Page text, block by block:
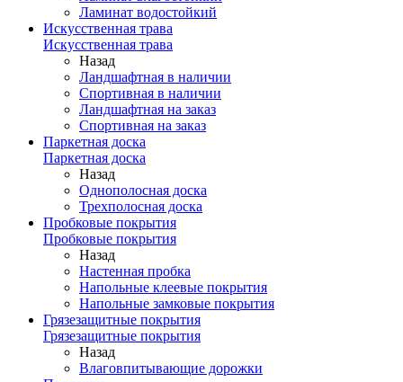
Ламинат водостойкий
Искусственная трава
Искусственная трава
Назад
Ландшафтная в наличии
Спортивная в наличии
Ландшафтная на заказ
Спортивная на заказ
Паркетная доска
Паркетная доска
Назад
Однополосная доска
Трехполосная доска
Пробковые покрытия
Пробковые покрытия
Назад
Настенная пробка
Напольные клеевые покрытия
Напольные замковые покрытия
Грязезащитные покрытия
Грязезащитные покрытия
Назад
Влаговпитывающие дорожки